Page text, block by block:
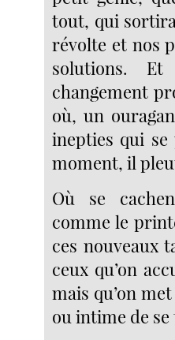
tout, qui
révolte et nos
solutions.
changement
où, un
inepties qui se
moment, il
Où se
comme le
ces nouveaux
ceux qu’on
mais qu’on
ou intime de se